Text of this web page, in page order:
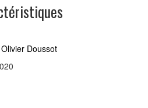
Olivier Doussot